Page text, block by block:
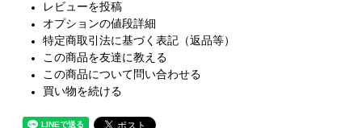
レビューを投稿
オプションの値段詳細
特定商取引法に基づく表記（返品等）
この商品を友達に教える
この商品について問い合わせる
買い物を続ける